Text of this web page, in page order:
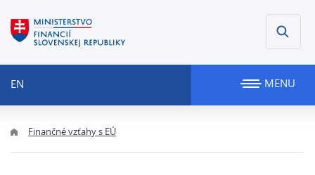
EN MENU
Finančné vzťahy s EÚ